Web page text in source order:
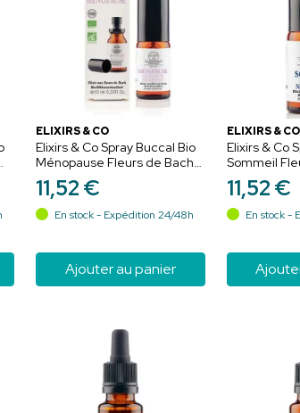
ELIXIRS & CO
Elixirs & Co Spray Buccal Bio
Ménopause Fleurs de Bach
10ml – Équilibre nomade
11,52€
En stock - Expédition 24/48h
Ajouter au panier
ELIXIRS & CO
Elixirs & Co
Sommeil
10ml –
11,52€
En stock -